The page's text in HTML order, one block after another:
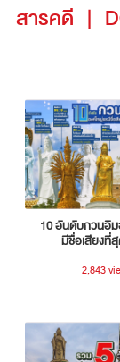
สารคดี |
10 อันดับกวนอิ
มีชื่อเสียงที่
2,843